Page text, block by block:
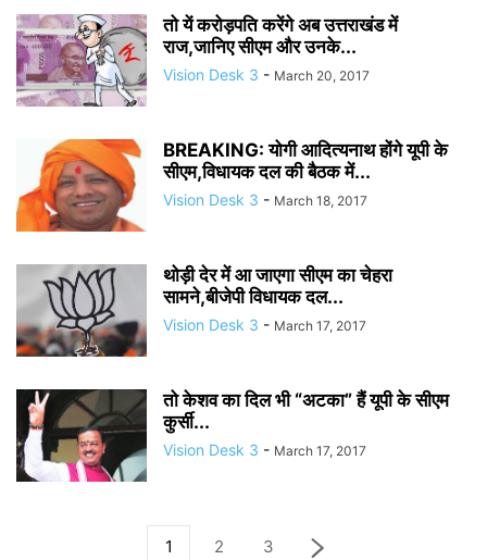
तो यें करोड़पति करेंगे अब उत्तराखंड में
राज,जानिए सीएम और उनके...
Vision Desk 3 - March 20, 2017
BREAKING: योगी आदित्यनाथ होंगे यूपी के
सीएम,विधायक दल की बैठक में...
Vision Desk 3 - March 18, 2017
थोड़ी देर में आ जाएगा सीएम का चेहरा
सामने,बीजेपी विधायक दल...
Vision Desk 3 - March 17, 2017
तो केशव का दिल भी “अटका” हैं यूपी के सीएम
कुर्सी...
Vision Desk 3 - March 17, 2017
1 2 3